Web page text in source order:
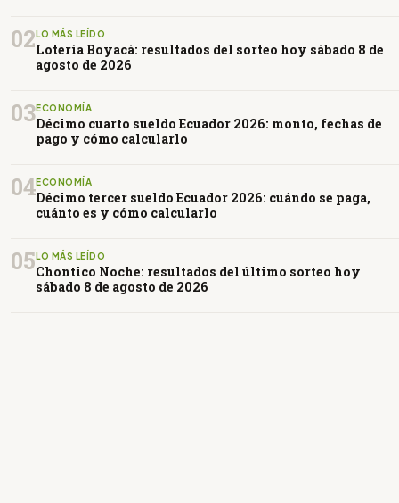
02LO MÁS LEÍDO
Lotería Boyacá: resultados del sorteo hoy sábado 8 de
agosto de 2026
03ECONOMÍA
Décimo cuarto sueldo Ecuador 2026: monto, fechas de
pago y cómo calcularlo
04ECONOMÍA
Décimo tercer sueldo Ecuador 2026: cuándo se paga,
cuánto es y cómo calcularlo
05LO MÁS LEÍDO
Chontico Noche: resultados del último sorteo hoy
sábado 8 de agosto de 2026